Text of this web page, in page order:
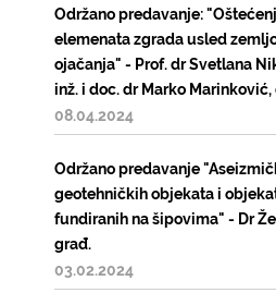
Održano predavanje:
elemenata zgrada usled
ojačanja" - Prof. dr Svetlana
inž. i doc. dr Marko
08.04.2024
Održano predavanje
geotehničkih objekata i
fundiranih na šipovima" - Dr
građ.
03.02.2024